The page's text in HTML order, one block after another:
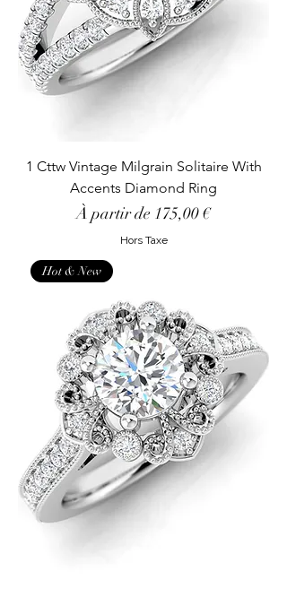
1 Cttw Vintage Milgrain Solitaire With
Accents Diamond Ring
À partir de 175,00 €
Prix promotionnel
Hors Taxe
Hot & New